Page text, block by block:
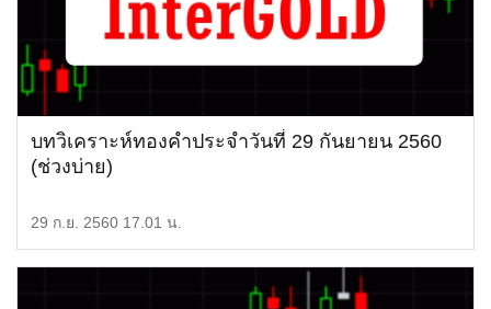
บทวิเคราะห์ทองคำประจำวันที่ 29 กันยายน 2560
(ช่วงบ่าย)
29 ก.ย. 2560 17.01 น.